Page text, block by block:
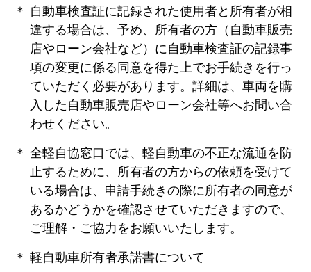
＊ ⾃動⾞検査証に記録された使⽤者と所有者が相
違する場合は、予め、所有者の⽅（⾃動⾞販売
店やローン会社など）に⾃動⾞検査証の記録事
項の変更に係る同意を得た上でお⼿続きを⾏っ
ていただく必要があります。詳細は、⾞両を購
⼊した⾃動⾞販売店やローン会社等へお問い合
わせください。
＊ 全軽⾃協窓⼝では、軽⾃動⾞の不正な流通を防
⽌するために、所有者の⽅からの依頼を受けて
いる場合は、申請⼿続きの際に所有者の同意が
あるかどうかを確認させていただきますので、
ご理解・ご協⼒をお願いいたします。
＊ 軽自動車所有者承諾書について